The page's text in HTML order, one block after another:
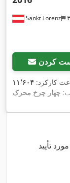
Sankt Lorenz
کردن
کارکرد:
چهار چرخ محرک